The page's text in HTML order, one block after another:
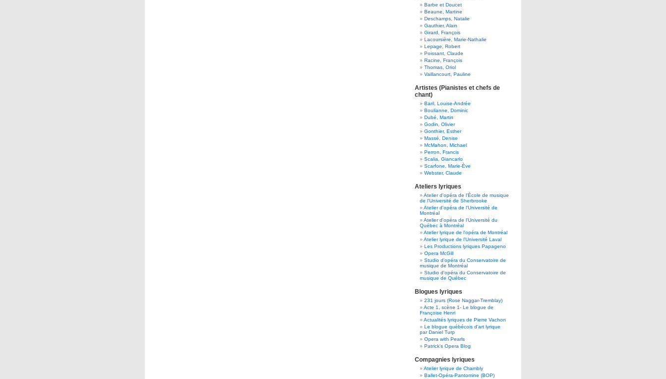
Barbe et Doucet
Beaune, Martine
Deschamps, Natalie
Gauthier, Alain
Girard, François
Lacoursière, Marie-Nathalie
Lepage, Robert
Poissant, Claude
Racine, François
Thomas, Oriol
Vaillancourt, Pauline
Artistes (Pianistes et chefs de
chant)
Baril, Louise-Andrée
Boulianne, Dominic
Dubé, Martin
Godin, Olivier
Gonthier, Esther
Massé, Denise
McMahon, Michael
Perron, Francis
Scalia, Giancarlo
Scarfone, Marie-Ève
Webster, Claude
Ateliers lyriques
Atelier d'opéra de l'École de musique
de l'Université de Sherbrooke
Atelier d'opéra de l'Université de
Montréal
Atelier d'opéra de l'Université du
Québec à Montréal
Atelier lyrique de l'opéra de Montréal
Atelier lyrique de l'Université Laval
Les Productions lyriques Papageno
Opera McGill
Studio d'opéra du Conservatoire de
musique de Montréal
Studio d'opéra du Conservatoire de
musique de Québec
Blogues lyriques
231 jours (Rose Naggar-Tremblay)
Acte 1, scène 1- Le blogue de
Françoise Henri
Actualités lyriques de Pierre Vachon
Le blogue québécois d'art lyrique
par Daniel Turp
Opera with Pearls
Patrick's Opera Blog
Compagnies lyriques
Atelier lyrique de Chambly
Ballet-Opéra-Pantomine (BOP)